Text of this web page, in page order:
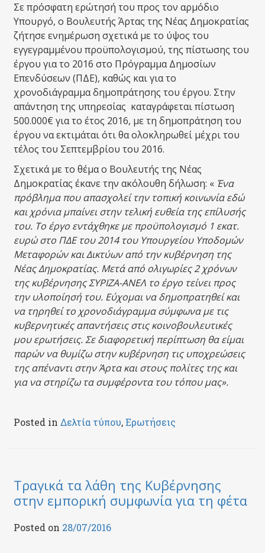
Σε πρόσφατη ερώτησή του προς τον αρμόδιο
Υπουργό, ο Βουλευτής Άρτας της Νέας Δημοκρατίας
ζήτησε ενημέρωση σχετικά με το ύψος του
εγγεγραμμένου προϋπολογισμού, της πίστωσης του
έργου για το 2016 στο Πρόγραμμα Δημοσίων
Επενδύσεων (ΠΔΕ), καθώς και για το
χρονοδιάγραμμα δημοπράτησης του έργου. Στην
απάντηση της υπηρεσίας καταγράφεται πίστωση
500.000€ για το έτος 2016, με τη δημοπράτηση του
έργου να εκτιμάται ότι θα ολοκληρωθεί μέχρι του
τέλος του Σεπτεμβρίου του 2016.
Σχετικά με το θέμα ο Βουλευτής της Νέας
Δημοκρατίας έκανε την ακόλουθη δήλωση: « Ένα
πρόβλημα που απασχολεί την τοπική κοινωνία εδώ
και χρόνια μπαίνει στην τελική ευθεία της επίλυσής
του. Το έργο εντάχθηκε με προϋπολογισμό 1 εκατ.
ευρώ στο ΠΔΕ του 2014 του Υπουργείου Υποδομών
Μεταφορών και Δικτύων από την κυβέρνηση της
Νέας Δημοκρατίας. Μετά από ολιγωρίες 2 χρόνων
της κυβέρνησης ΣΥΡΙΖΑ-ΑΝΕΛ το έργο τείνει προς
την υλοποίησή του. Εύχομαι να δημοπρατηθεί και
να τηρηθεί το χρονοδιάγραμμα σύμφωνα με τις
κυβερνητικές απαντήσεις στις κοινοβουλευτικές
μου ερωτήσεις. Σε διαφορετική περίπτωση θα είμαι
παρών να θυμίζω στην κυβέρνηση τις υποχρεώσεις
της απέναντι στην Άρτα και στους πολίτες της και
για να στηρίζω τα συμφέροντα του τόπου μας».
Posted in Δελτία τύπου,Ερωτήσεις
Τραγικά τα λάθη της Κυβέρνησης
στην εμπορική συμφωνία για τη φέτα
Posted on 28/07/2016